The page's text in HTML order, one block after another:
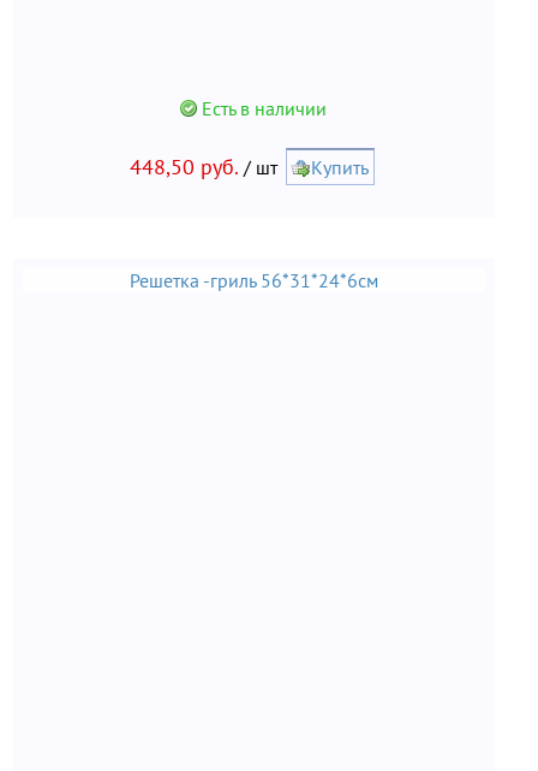
Есть в наличии
448,50 руб. / шт Купить
Решетка -гриль 56*31*24*6см